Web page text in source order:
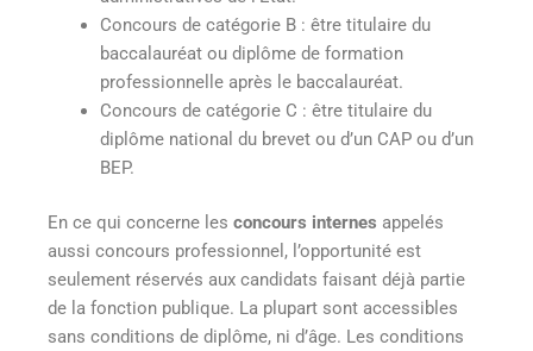
Concours de catégorie B : être titulaire du
baccalauréat ou diplôme de formation
professionnelle après le baccalauréat.
Concours de catégorie C : être titulaire du
diplôme national du brevet ou d’un CAP ou d’un
BEP.
En ce qui concerne les concours internes appelés
aussi concours professionnel, l’opportunité est
seulement réservés aux candidats faisant déjà partie
de la fonction publique. La plupart sont accessibles
sans conditions de diplôme, ni d’âge. Les conditions